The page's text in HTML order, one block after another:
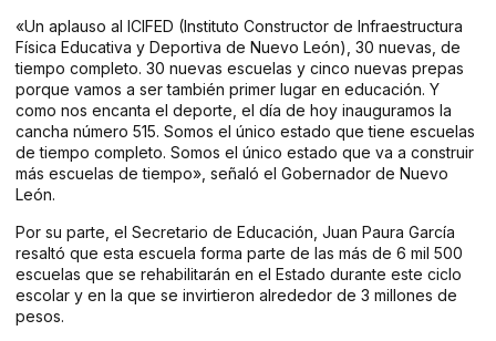
«Un aplauso al ICIFED (Instituto Constructor de Infraestructura
Física Educativa y Deportiva de Nuevo León), 30 nuevas, de
tiempo completo. 30 nuevas escuelas y cinco nuevas prepas
porque vamos a ser también primer lugar en educación. Y
como nos encanta el deporte, el día de hoy inauguramos la
cancha número 515. Somos el único estado que tiene escuelas
de tiempo completo. Somos el único estado que va a construir
más escuelas de tiempo», señaló el Gobernador de Nuevo
León.
Por su parte, el Secretario de Educación, Juan Paura García
resaltó que esta escuela forma parte de las más de 6 mil 500
escuelas que se rehabilitarán en el Estado durante este ciclo
escolar y en la que se invirtieron alrededor de 3 millones de
pesos.